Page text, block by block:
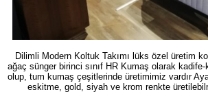
Dilimli Modern Koltuk Takımı lüks özel üretim
ağaç sünger birinci sınıf HR Kumaş olarak
olup, tum kumaş çeşitlerinde üretimimiz vardır
eskitme, gold, siyah ve krom renkte